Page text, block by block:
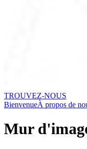
TROUVEZ-NOUS
BienvenueÀ propos de
Mur